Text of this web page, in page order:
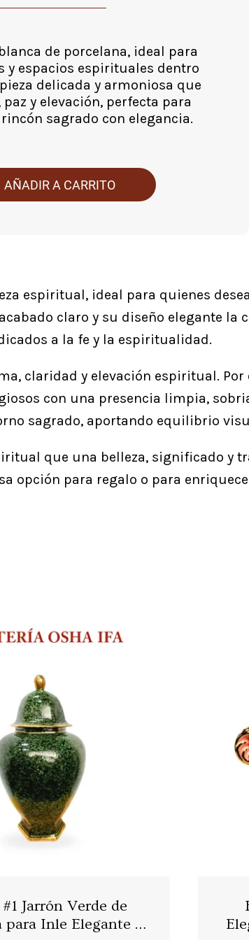
de porcelana, ideal para
y espacios espirituales dentro
delicada y armoniosa que
y elevación, perfecta para
sagrado con elegancia.
AÑADIR A CARRITO
espiritual, ideal para quienes
claro y su diseño elegante la
a la fe y la espiritualidad.
claridad y elevación espiritual. Por
con una presencia limpia,
sagrado, aportando equilibrio
que una belleza, significado y
opción para regalo o para
Jarrón Verde de
para Inle Elegante y